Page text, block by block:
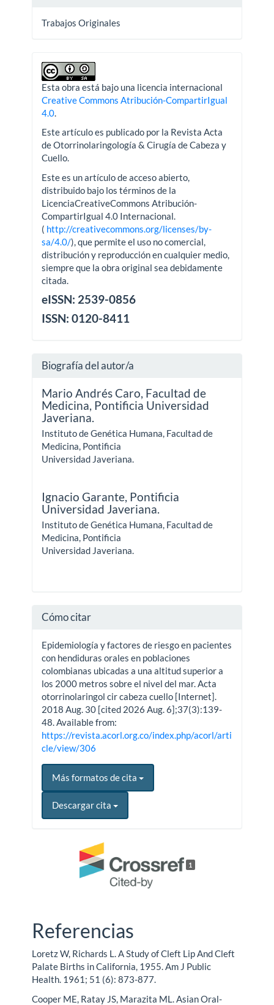
Trabajos Originales
Esta obra está bajo una licencia internacional
Creative Commons Atribución-CompartirIgual
4.0.
Este artículo es publicado por la Revista Acta
de Otorrinolaringología & Cirugía de Cabeza y
Cuello.
Este es un artículo de acceso abierto,
distribuido bajo los términos de la
LicenciaCreativeCommons Atribución-
CompartirIgual 4.0 Internacional.
( http://creativecommons.org/licenses/by-
sa/4.0/), que permite el uso no comercial,
distribución y reproducción en cualquier medio,
siempre que la obra original sea debidamente
citada.
eISSN: 2539-0856
ISSN: 0120-8411
Biografía del autor/a
Mario Andrés Caro, Facultad de
Medicina, Pontificia Universidad
Javeriana.
Instituto de Genética Humana, Facultad de
Medicina, Pontificia
Universidad Javeriana.
Ignacio Garante, Pontificia
Universidad Javeriana.
Instituto de Genética Humana, Facultad de
Medicina, Pontificia
Universidad Javeriana.
Cómo citar
Epidemiología y factores de riesgo en pacientes
con hendiduras orales en poblaciones
colombianas ubicadas a una altitud superior a
los 2000 metros sobre el nivel del mar. Acta
otorrinolaringol cir cabeza cuello [Internet].
2018 Aug. 30 [cited 2026 Aug. 6];37(3):139-
48. Available from:
https://revista.acorl.org.co/index.php/acorl/arti
cle/view/306
Más formatos de cita
Descargar cita
1
Referencias
Loretz W, Richards L. A Study of Cleft Lip And Cleft
Palate Births in California, 1955. Am J Public
Health. 1961; 51 (6): 873-877.
Cooper ME, Ratay JS, Marazita ML. Asian Oral-